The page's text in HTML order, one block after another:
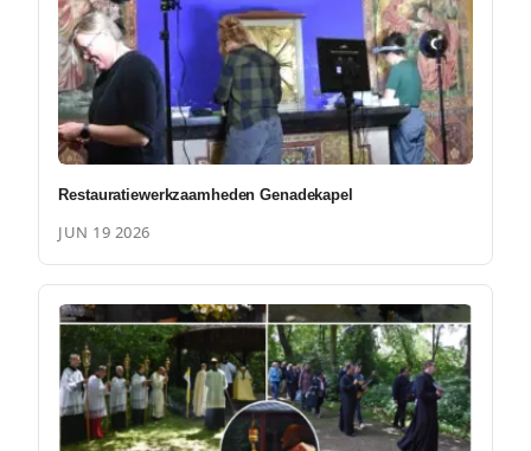
Restauratiewerkzaamheden Genadekapel
JUN 19 2026